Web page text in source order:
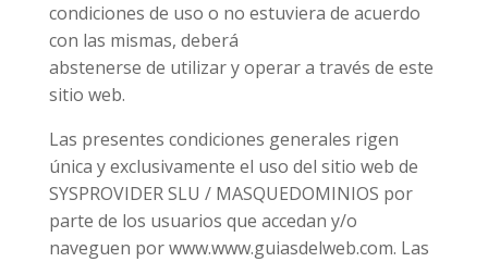
condiciones de uso o no estuviera de acuerdo
con las mismas, deberá
abstenerse de utilizar y operar a través de este
sitio web.
Las presentes condiciones generales rigen
única y exclusivamente el uso del sitio web de
SYSPROVIDER SLU / MASQUEDOMINIOS por
parte de los usuarios que accedan y/o
naveguen por www.www.guiasdelweb.com. Las